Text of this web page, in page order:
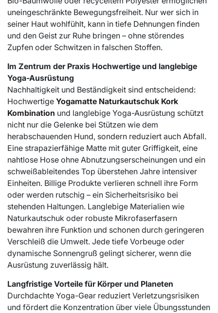
uneingeschränkte Bewegungsfreiheit. Nur wer sich in
seiner Haut wohlfühlt, kann in tiefe Dehnungen finden
und den Geist zur Ruhe bringen – ohne störendes
Zupfen oder Schwitzen in falschen Stoffen.
Im Zentrum der Praxis Hochwertige und langlebige
Yoga-Ausrüstung
Nachhaltigkeit und Beständigkeit sind entscheidend:
Hochwertige Yogamatte Naturkautschuk Kork
Kombination und langlebige Yoga-Ausrüstung schützt
nicht nur die Gelenke bei Stützen wie dem
herabschauenden Hund, sondern reduziert auch Abfall.
Eine strapazierfähige Matte mit guter Griffigkeit, eine
nahtlose Hose ohne Abnutzungserscheinungen und ein
schweißableitendes Top überstehen Jahre intensiver
Einheiten. Billige Produkte verlieren schnell ihre Form
oder werden rutschig – ein Sicherheitsrisiko bei
stehenden Haltungen. Langlebige Materialien wie
Naturkautschuk oder robuste Mikrofaserfasern
bewahren ihre Funktion und schonen durch geringeren
Verschleiß die Umwelt. Jede tiefe Vorbeuge oder
dynamische Sonnengruß gelingt sicherer, wenn die
Ausrüstung zuverlässig hält.
Langfristige Vorteile für Körper und Planeten
Durchdachte Yoga-Gear reduziert Verletzungsrisiken
und fördert die Konzentration über viele Übungsstunden